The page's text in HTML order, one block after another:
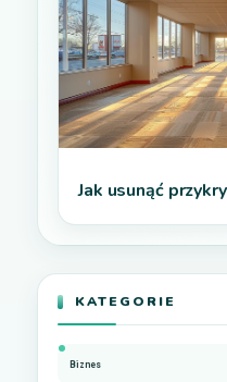
Jak usunąć
KATEGORIE
Biznes